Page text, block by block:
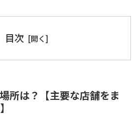
目次
所は？【主要な店舗をま